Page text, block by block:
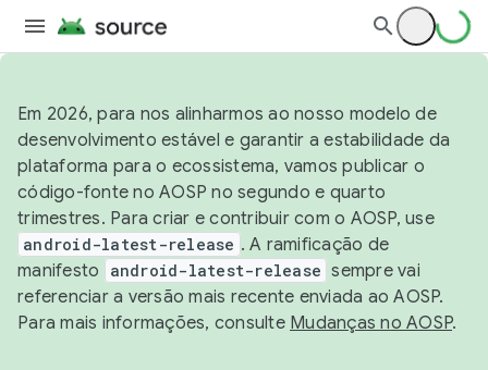
Em 2026, para nos alinharmos ao nosso modelo de
desenvolvimento estável e garantir a estabilidade da
plataforma para o ecossistema, vamos publicar o
código-fonte no AOSP no segundo e quarto
trimestres. Para criar e contribuir com o AOSP, use
android-latest-release . A ramificação de
manifesto
android-latest-release sempre vai
referenciar a versão mais recente enviada ao AOSP.
Para mais informações, consulte Mudanças no AOSP.